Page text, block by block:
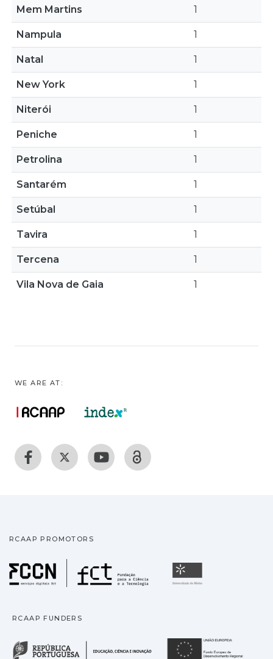
Mem Martins 1
Nampula 1
Natal 1
New York 1
Niterói 1
Peniche 1
Petrolina 1
Santarém 1
Setúbal 1
Tavira 1
Tercena 1
Vila Nova de Gaia 1
WE ARE AT:
RCAAP PROMOTORS
Fundação para a
RCAAP FUNDERS
República Portuguesa